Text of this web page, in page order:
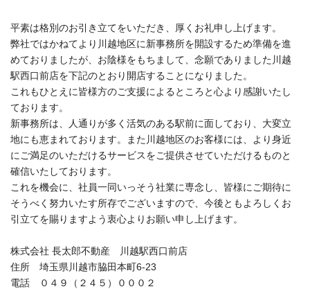
平素は格別のお引き立てをいただき、厚くお礼申し上げます。
弊社ではかねてより川越地区に新事務所を開設するため準備を進
めておりましたが、お陰様をもちまして、念願でありました川越
駅西口前店を下記のとおり開店することになりました。
これもひとえに皆様方のご支援によるところと心より感謝いたし
ております。
新事務所は、人通りが多く活気のある駅前に面しており、大変立
地にも恵まれております。また川越地区のお客様には、より身近
にご満足のいただけるサービスをご提供させていただけるものと
確信いたしております。
これを機会に、社員一同いっそう社業に専念し、皆様にご期待に
そうべく努力いたす所存でございますので、今後ともよろしくお
引立てを賜りますよう衷心よりお願い申し上げます。
株式会社 長太郎不動産 川越駅西口前店
住所 埼玉県川越市脇田本町6-23
電話 ０４９（２４５）０００２